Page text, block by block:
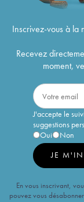
Inscrivez-vous à la
Recevez
moment,
J'accepte le
suggestions
Oui
Non
JE
En vous inscrivant,
pouvez vous